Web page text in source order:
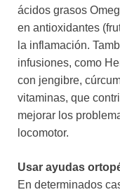
ácidos grasos
en antioxidantes
la inflamación.
infusiones, como
con jengibre,
vitaminas, que
mejorar los
locomotor.
Usar ayudas
En determinados